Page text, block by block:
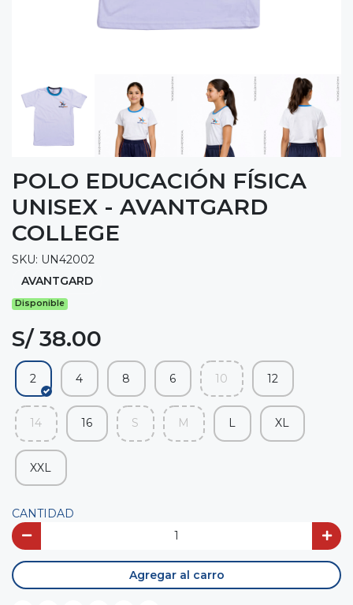
POLO EDUCACIÓN FÍSICA
UNISEX - AVANTGARD
COLLEGE
SKU: UN42002
AVANTGARD
Disponible
S/ 38.00
2 4 8 6 10 12
14 16 S M L XL
XXL
CANTIDAD
Agregar al carro